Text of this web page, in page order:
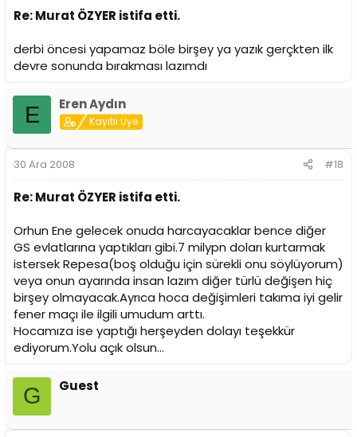
Re: Murat ÖZYER istifa etti.
derbi öncesi yapamaz böle birşey ya yazık gerçkten ilk
devre sonunda bırakması lazımdı
E Eren Aydın
Kayıtlı Üye
30 Ara 2008 #18
Re: Murat ÖZYER istifa etti.
Orhun Ene gelecek onuda harcayacaklar bence diğer
GS evlatlarına yaptıkları gibi.7 milypn doları kurtarmak
istersek Repesa(boş olduğu için sürekli onu söylüyorum)
veya onun ayarında insan lazım diğer türlü değişen hiç
birşey olmayacak.Ayrıca hoca değişimleri takıma iyi gelir
fener maçı ile ilgili umudum arttı.
Hocamıza ise yaptığı herşeyden dolayı teşekkür
ediyorum.Yolu açık olsun...
G Guest